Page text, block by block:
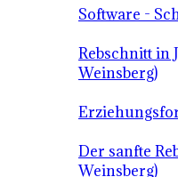
Software -
Rebschnitt in
Weinsberg)
Der sanfte
Weinsberg)